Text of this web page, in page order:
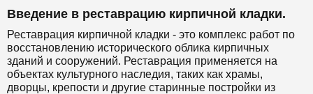
Введение в реставрацию кирпичной кладки.
Реставрация кирпичной кладки - это комплекс работ по
восстановлению исторического облика кирпичных
зданий и сооружений. Реставрация применяется на
объектах культурного наследия, таких как храмы,
дворцы, крепости и другие старинные постройки из